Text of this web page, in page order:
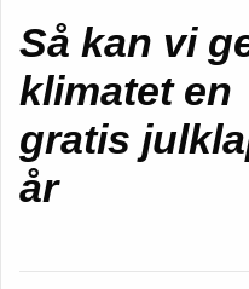
Så kan vi
klimatet en
gratis
år